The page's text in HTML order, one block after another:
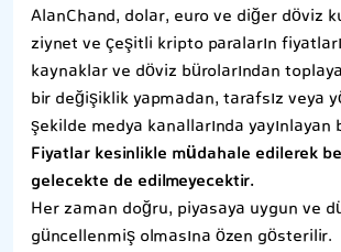
AlanChand, dolar, euro ve diğer döviz
ziynet ve çeşitli kripto paraların
kaynaklar ve döviz bürolarından
bir değişiklik yapmadan, tarafsız veya
şekilde medya kanallarında
Fiyatlar kesinlikle müdahale edilerek
gelecekte de edilmeyecektir.
Her zaman doğru, piyasaya uygun ve
güncellenmiş olmasına özen gösterilir.